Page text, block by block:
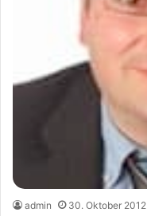
admin 30. Oktober 2012